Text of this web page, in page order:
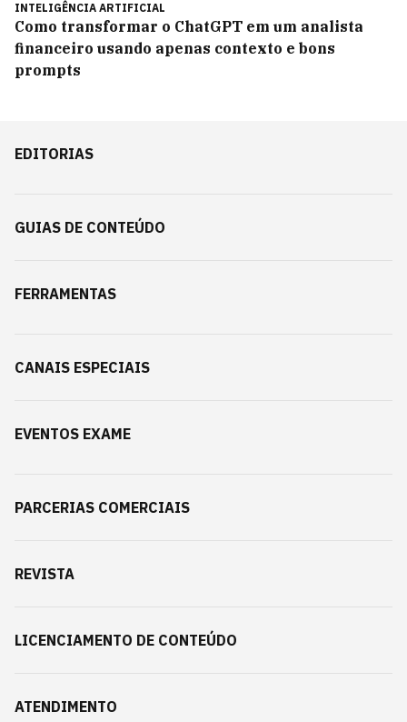
INTELIGÊNCIA ARTIFICIAL
Como transformar o ChatGPT em um analista
financeiro usando apenas contexto e bons
prompts
EDITORIAS
GUIAS DE CONTEÚDO
FERRAMENTAS
CANAIS ESPECIAIS
EVENTOS EXAME
PARCERIAS COMERCIAIS
REVISTA
LICENCIAMENTO DE CONTEÚDO
ATENDIMENTO